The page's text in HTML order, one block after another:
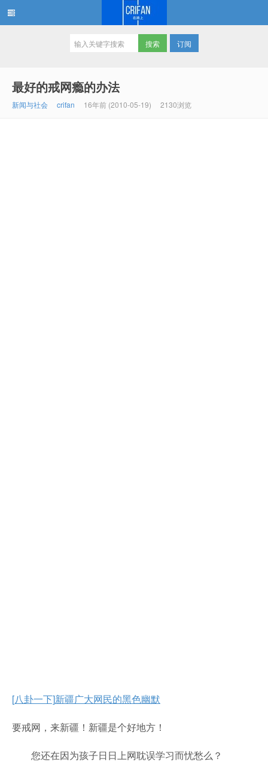
订阅
最好的戒网瘾的办法
新闻与社会 crifan 16年前 (2010-05-19) 2130浏览
[八卦一下]新疆广大网民的黑色幽默
要戒网，来新疆！新疆是个好地方！
您还在因为孩子日日上网耽误学习而忧愁么？